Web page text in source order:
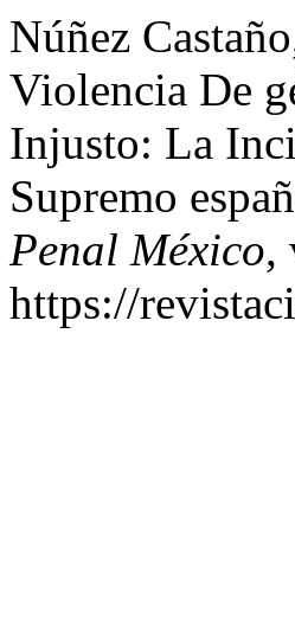
Núñez
Violencia De
Injusto: La
Supremo
Penal México,
https://